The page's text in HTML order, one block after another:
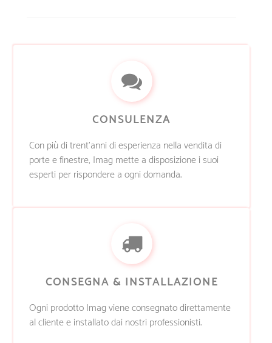
CONSULENZA
Con più di trent’anni di esperienza nella vendita di
porte e finestre, Imag mette a disposizione i suoi
esperti per rispondere a ogni domanda.
CONSEGNA & INSTALLAZIONE
Ogni prodotto Imag viene consegnato direttamente
al cliente e installato dai nostri professionisti.